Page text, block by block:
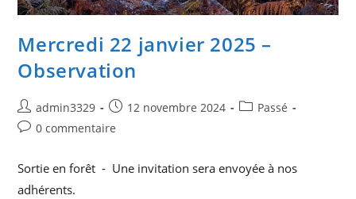
Mercredi 22 janvier 2025 –
Observation
Auteur/autrice
de
admin3329
Publication
publiée :
12 novembre 2024
PostPassé
Commentaires
la
publication :
0 commentaire
Sortie en forêt - Une invitation sera envoyée à nos
adhérents.